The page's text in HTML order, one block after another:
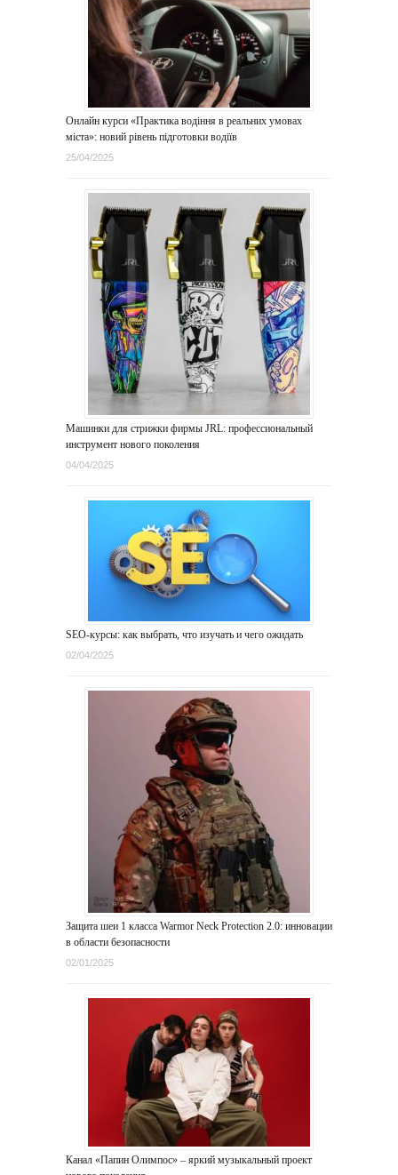
Онлайн курси «Практика водіння в реальних умовах
міста»: новий рівень підготовки водіїв
25/04/2025
Машинки для стрижки фирмы JRL: профессиональный
инструмент нового поколения
04/04/2025
SEO-курсы: как выбрать, что изучать и чего ожидать
02/04/2025
Защита шеи 1 класса Warmor Neck Protection 2.0: инновации
в области безопасности
02/01/2025
Канал «Папин Олимпос» – яркий музыкальный проект